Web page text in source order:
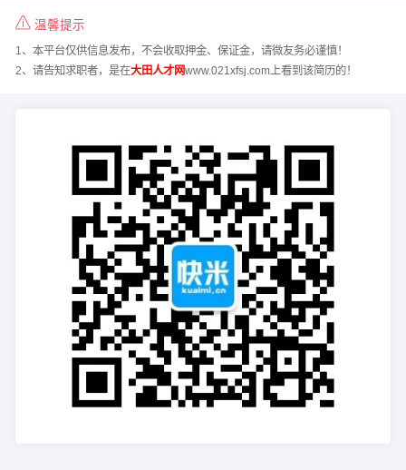
温馨提示
1、本平台仅供信息发布，不会收取押金、保证金，请微友务必谨慎！
2、请告知求职者，是在大田人才网www.021xfsj.com上看到该简历的！